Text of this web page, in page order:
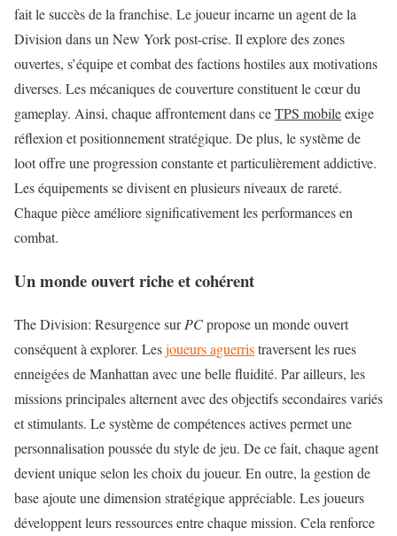
fait le succès de la franchise. Le joueur incarne un agent de la
Division dans un New York post-crise. Il explore des zones
ouvertes, s’équipe et combat des factions hostiles aux motivations
diverses. Les mécaniques de couverture constituent le cœur du
gameplay. Ainsi, chaque affrontement dans ceTPS mobileexige
réflexion et positionnement stratégique. De plus, le système de
loot offre une progression constante et particulièrement addictive.
Les équipements se divisent en plusieurs niveaux de rareté.
Chaque pièce améliore significativement les performances en
combat.
Un monde ouvert riche et cohérent
The Division: Resurgence surPCpropose un monde ouvert
conséquent à explorer. Lesjoueurs aguerristraversent les rues
enneigées de Manhattan avec une belle fluidité. Par ailleurs, les
missions principales alternent avec des objectifs secondaires variés
et stimulants. Le système de compétences actives permet une
personnalisation poussée du style de jeu. De ce fait, chaque agent
devient unique selon les choix du joueur. En outre, la gestion de
base ajoute une dimension stratégique appréciable. Les joueurs
développent leurs ressources entre chaque mission. Cela renforce